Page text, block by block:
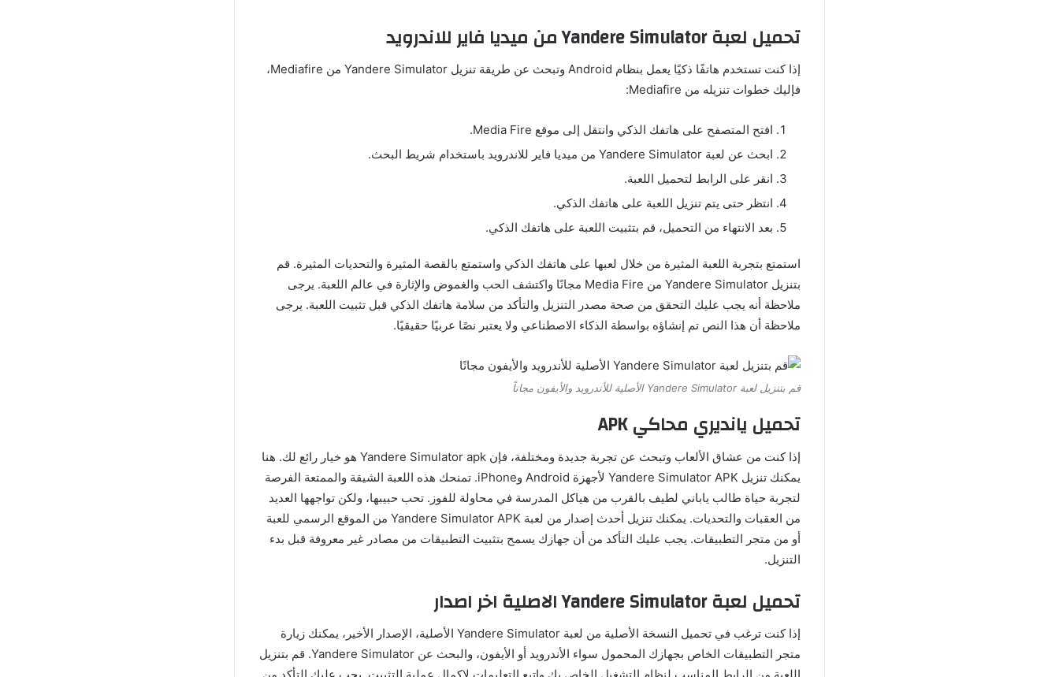
تحميل لعبة Yandere Simulator من ميديا ​​فاير للاندرويد
إذا كنت تستخدم هاتفًا ذكيًا يعمل بنظام Android وتبحث عن طريقة تنزيل Yandere Simulator من Mediafire،
فإليك خطوات تنزيله من Mediafire:
افتح المتصفح على هاتفك الذكي وانتقل إلى موقع Media Fire.
ابحث عن لعبة Yandere Simulator من ميديا ​​فاير للاندرويد باستخدام شريط البحث.
انقر على الرابط لتحميل اللعبة.
انتظر حتى يتم تنزيل اللعبة على هاتفك الذكي.
بعد الانتهاء من التحميل، قم بتثبيت اللعبة على هاتفك الذكي.
استمتع بتجربة اللعبة المثيرة من خلال لعبها على هاتفك الذكي واستمتع بالقصة المثيرة والتحديات المثيرة. قم
بتنزيل Yandere Simulator من Media Fire مجانًا واكتشف الحب والغموض والإثارة في عالم اللعبة. يرجى
ملاحظة أنه يجب عليك التحقق من صحة مصدر التنزيل والتأكد من سلامة هاتفك الذكي قبل تثبيت اللعبة. يرجى
ملاحظة أن هذا النص تم إنشاؤه بواسطة الذكاء الاصطناعي ولا يعتبر نصًا عربيًا حقيقيًا.
قم بتنزيل لعبة Yandere Simulator الأصلية للأندرويد والأيفون مجاناً
تحميل يانديري محاكي APK
إذا كنت من عشاق الألعاب وتبحث عن تجربة جديدة ومختلفة، فإن Yandere Simulator apk هو خيار رائع لك. هنا
يمكنك تنزيل Yandere Simulator APK لأجهزة Android وiPhone. تمنحك هذه اللعبة الشيقة والممتعة الفرصة
لتجربة حياة طالب ياباني لطيف بالقرب من هياكل المدرسة في محاولة للفوز. تحب حبيبها، ولكن تواجهها العديد
من العقبات والتحديات. يمكنك تنزيل أحدث إصدار من لعبة Yandere Simulator APK من الموقع الرسمي للعبة
أو من متجر التطبيقات. يجب عليك التأكد من أن جهازك يسمح بتثبيت التطبيقات من مصادر غير معروفة قبل بدء
التنزيل.
تحميل لعبة Yandere Simulator الاصلية اخر اصدار
إذا كنت ترغب في تحميل النسخة الأصلية من لعبة Yandere Simulator الأصلية، الإصدار الأخير، يمكنك زيارة
متجر التطبيقات الخاص بجهازك المحمول سواء الأندرويد أو الأيفون، والبحث عن Yandere Simulator. قم بتنزيل